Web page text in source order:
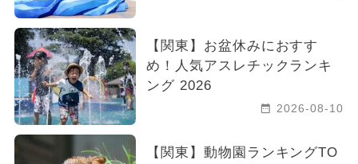
【関東】お盆休みにおすす
め！人気アスレチックランキ
ング 2026
2026-08-10
【関東】動物園ランキングTO